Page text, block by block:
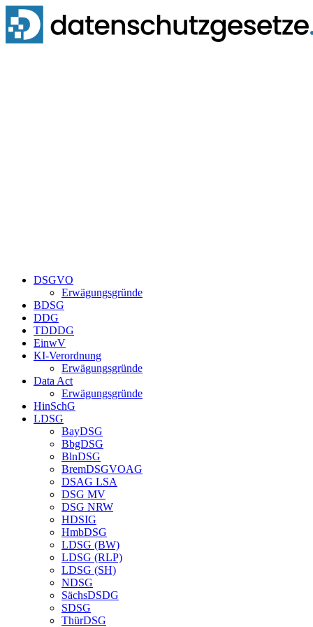
Zum
Inhalt
springen
DSGVO
Erwägungsgründe
BDSG
DDG
TDDDG
EinwV
KI-Verordnung
Erwägungsgründe
Data Act
Erwägungsgründe
HinSchG
LDSG
BayDSG
BbgDSG
BlnDSG
BremDSGVOAG
DSAG LSA
DSG MV
DSG NRW
HDSIG
HmbDSG
LDSG (BW)
LDSG (RLP)
LDSG (SH)
NDSG
SächsDSDG
SDSG
ThürDSG